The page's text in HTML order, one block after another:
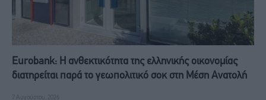
Eurobank: Η ανθεκτικότητα της ελληνικής οικονομίας
διατηρείται παρά το γεωπολιτικό σοκ στη Μέση Ανατολή
7 Αυγούστου, 2026